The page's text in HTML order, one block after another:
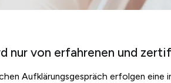
nur von erfahrenen und
Aufklärungsgespräch erfolgen